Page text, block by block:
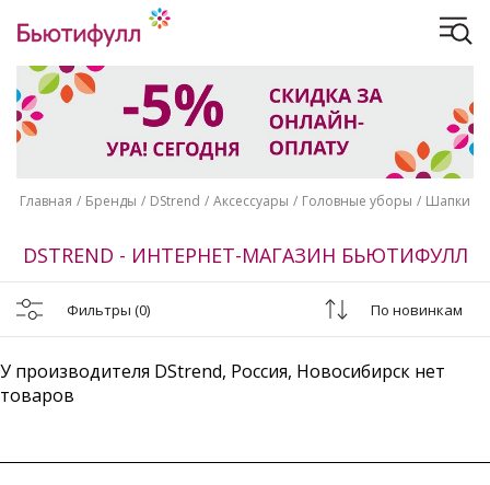
Главная Бренды DStrend Аксессуары Головные уборы Шапки
DSTREND - ИНТЕРНЕТ-МАГАЗИН БЬЮТИФУЛЛ
Фильтры (0) По новинкам
У производителя DStrend, Россия, Новосибирск нет
товаров